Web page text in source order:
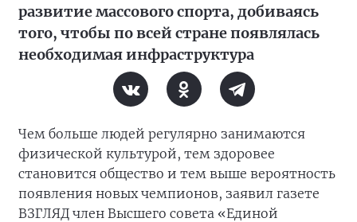
развитие массового спорта, добиваясь
того, чтобы по всей стране появлялась
необходимая инфраструктура
Чем больше людей регулярно занимаются
физической культурой, тем здоровее
становится общество и тем выше вероятность
появления новых чемпионов, заявил газете
ВЗГЛЯД член Высшего совета «Единой